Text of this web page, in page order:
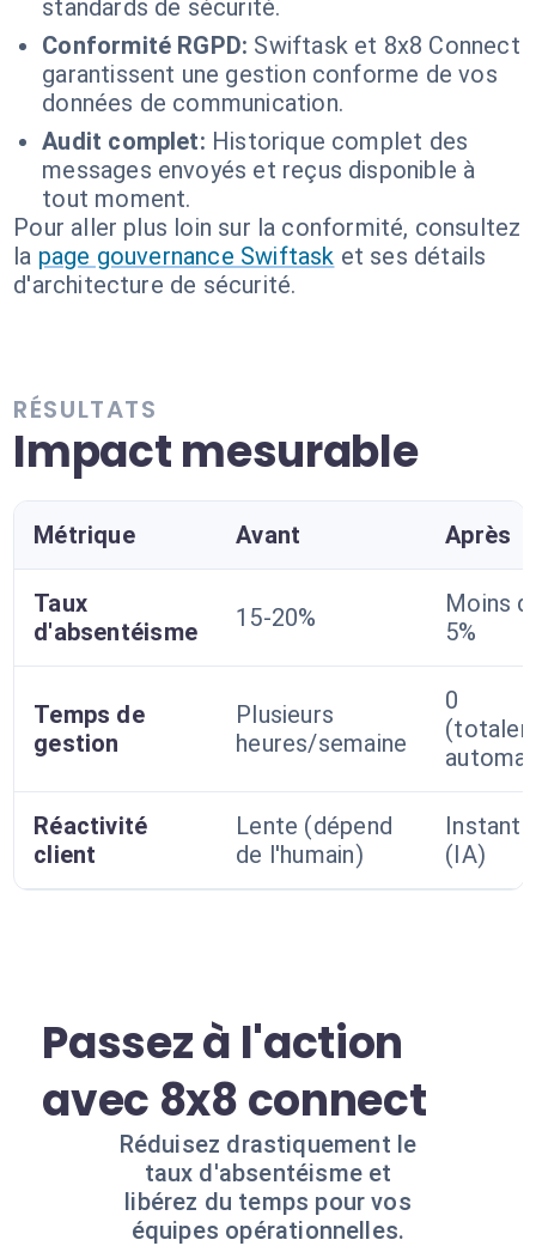
standards de sécurité.
Conformité RGPD: Swiftask et 8x8 Connect
garantissent une gestion conforme de vos
données de communication.
Audit complet: Historique complet des
messages envoyés et reçus disponible à
tout moment.
Pour aller plus loin sur la conformité, consultez
la page gouvernance Swiftask et ses détails
d'architecture de sécurité.
RÉSULTATS
Impact mesurable
Métrique Avant Après
Taux
d'absentéisme
15-20%
Moins
5%
Temps de
gestion
Plusieurs
heures/semaine
0
Réactivité
client
Lente (dépend
de l'humain)
(IA)
Passez à l'action
avec 8x8 connect
Réduisez drastiquement le
taux d'absentéisme et
libérez du temps pour vos
équipes opérationnelles.